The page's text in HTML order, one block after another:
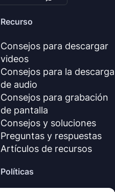
Recurso
Consejos para descargar
videos
Consejos para la descarga
de audio
Consejos para grabación
de pantalla
Consejos y soluciones
Preguntas y respuestas
Artículos de recursos
Políticas